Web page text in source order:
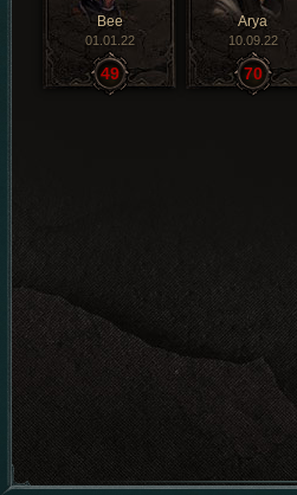
Bee
01.01.22
49
Arya
10.09.22
70